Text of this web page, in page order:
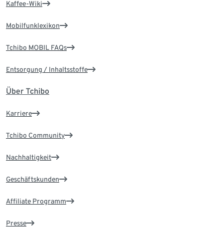
Kaffee-Wiki
Mobilfunklexikon
Tchibo MOBIL FAQs
Entsorgung / Inhaltsstoffe
Über Tchibo
Karriere
Tchibo Community
Nachhaltigkeit
Geschäftskunden
Affiliate Programm
Presse